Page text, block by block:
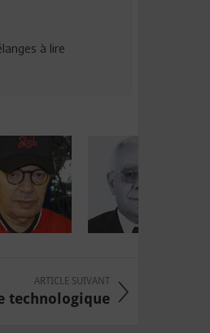
à lire
ARTICLE SUIVANT
technologique